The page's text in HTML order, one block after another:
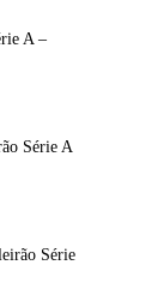
A –
Série A
Série